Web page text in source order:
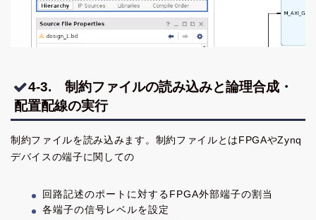
4-3. 制約ファイルの読み込みと論理合成・
配置配線の実行
制約ファイルを読み込みます。制約ファイルとはFPGAやZynq
デバイスの端子に関しての
回路記述のポートに対するFPGA外部端子の割当
各端子の信号レベルを設定